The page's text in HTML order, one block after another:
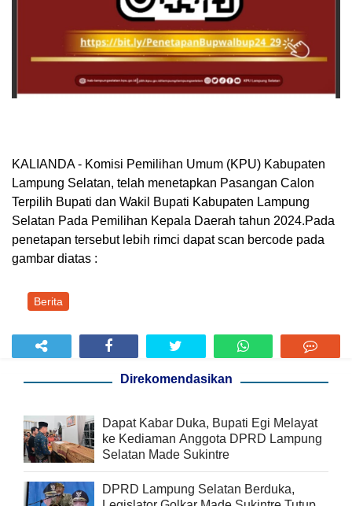
KALIANDA - Komisi Pemilihan Umum (KPU) Kabupaten
Lampung Selatan, telah menetapkan Pasangan Calon
Terpilih Bupati dan Wakil Bupati Kabupaten Lampung
Selatan Pada Pemilihan Kepala Daerah tahun 2024.Pada
penetapan tersebut lebih rimci dapat scan bercode pada
gambar diatas :
Berita
Direkomendasikan
Dapat Kabar Duka, Bupati Egi Melayat
ke Kediaman Anggota DPRD Lampung
Selatan Made Sukintre
DPRD Lampung Selatan Berduka,